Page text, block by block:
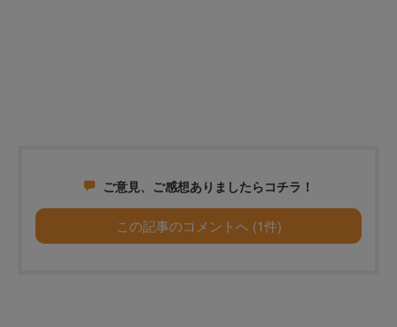
ご意見、ご感想ありましたらコチラ！
この記事のコメントへ (1件)